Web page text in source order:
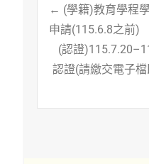
Post
← (學籍)教育學程
申請(115.6.8之前)
(認證
認證(請繳交電子